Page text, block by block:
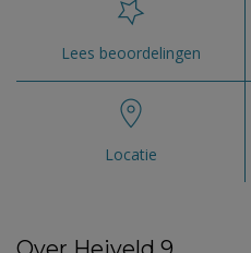
Lees beoordelingen
Locatie